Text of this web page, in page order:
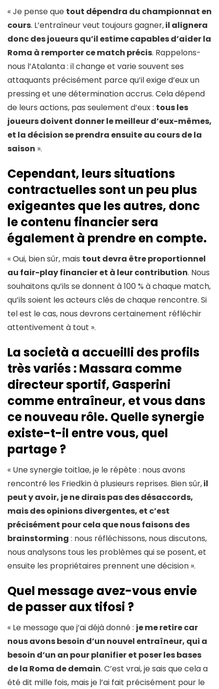
« Je pense que tout dépendra du championnat en
cours. L’entraîneur veut toujours gagner,il alignera
donc des joueurs qu’il estime capables d’aider la
Roma à remporter ce match précis. Rappelons-
nous l’Atalanta : il change et varie souvent ses
attaquants précisément parce qu’il exige d’eux un
pressing et une détermination accrus. Cela dépend
de leurs actions, pas seulement d’eux : tous les
joueurs doivent donner le meilleur d’eux-mêmes,
et la décision se prendra ensuite au cours de la
saison ».
Cependant, leurs situations
contractuelles sont un peu plus
exigeantes que les autres, donc
le contenu financier sera
également à prendre en compte.
« Oui, bien sûr, mais tout devra être proportionnel
au fair-play financier et à leur contribution. Nous
souhaitons qu’ils se donnent à 100 % à chaque match,
qu’ils soient les acteurs clés de chaque rencontre. Si
tel est le cas, nous devrons certainement réfléchir
attentivement à tout ».
La società a accueilli des profils
très variés : Massara comme
directeur sportif, Gasperini
comme entraîneur, et vous dans
ce nouveau rôle. Quelle synergie
existe-t-il entre vous, quel
partage ?
« Une synergie toitlae, je le répète : nous avons
rencontré les Friedkin à plusieurs reprises. Bien sûr,il
peut y avoir, je ne dirais pas des désaccords,
mais des opinions divergentes, et c’est
précisément pour cela que nous faisons des
brainstorming : nous réfléchissons, nous discutons,
nous analysons tous les problèmes qui se posent, et
ensuite les propriétaires prennent une décision ».
Quel message avez-vous envie
de passer aux tifosi ?
« Le message que j’ai déjà donné : je me retire car
nous avons besoin d’un nouvel entraîneur, qui a
besoin d’un an pour planifier et poser les bases
de la Roma de demain. C’est vrai, je sais que cela a
été dit mille fois, mais je l’ai fait précisément pour le